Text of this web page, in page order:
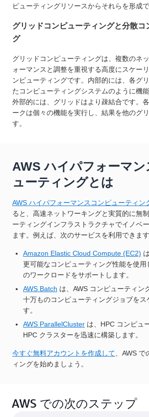
ピューティングリソースからそれらを形成
グリッドコンピューティングと分散コ
グ
グリッドコンピューティングは、複数のネ
ォーマンスと調整を重視する高度にスケー
ンピューティングです。内部的には、各グ
たコンピューティングシステムのように機
外部的には、グリッドはより疎結合です。
ークは個々の機能を実行し、結果を他のグ
す。
AWS ハイパフォーマ
ューティングとは
AWS ハイパフォーマンスコンピューティン
ると、高速ネットワーキングと実質的に無
ーティングインフラストラクチャでイノベ
ます。例えば、次のサービスを利用できます
Amazon Elastic Cloud Compute (EC2)
更可能なコンピューティング性能を使用
のワークロードをサポートします。
AWS Batch は、AWS コンピューティン
十万ものコンピューティングジョブをス
す。
AWS ParallelCluster は、HPC コンピュ
HPC クラスターを迅速に構築します。
今すぐ無料アカウントを作成して 、AWS
ィングを始めましょう。
AWS での次のステップ